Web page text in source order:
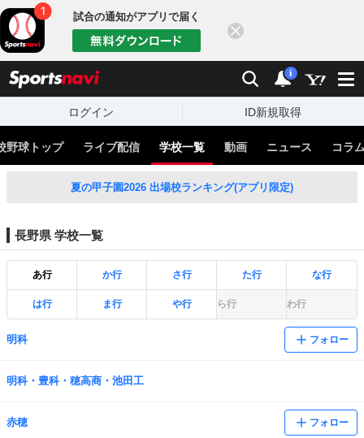
試合の通知がアプリで届く
検索 通知
i
ログイン ID新規取得
野球トップ ライブ配信 学校一覧 動画 ニュース コラ
夏の甲子園2026 出場校ランキング(アプリ限定)
長野県 学校一覧
あ行 か行 さ行 た行 な行
は行 ま行 や行 ら行 わ行
明科 フォロー
明科・豊科・穂高商・池田工
赤穂 フォロー